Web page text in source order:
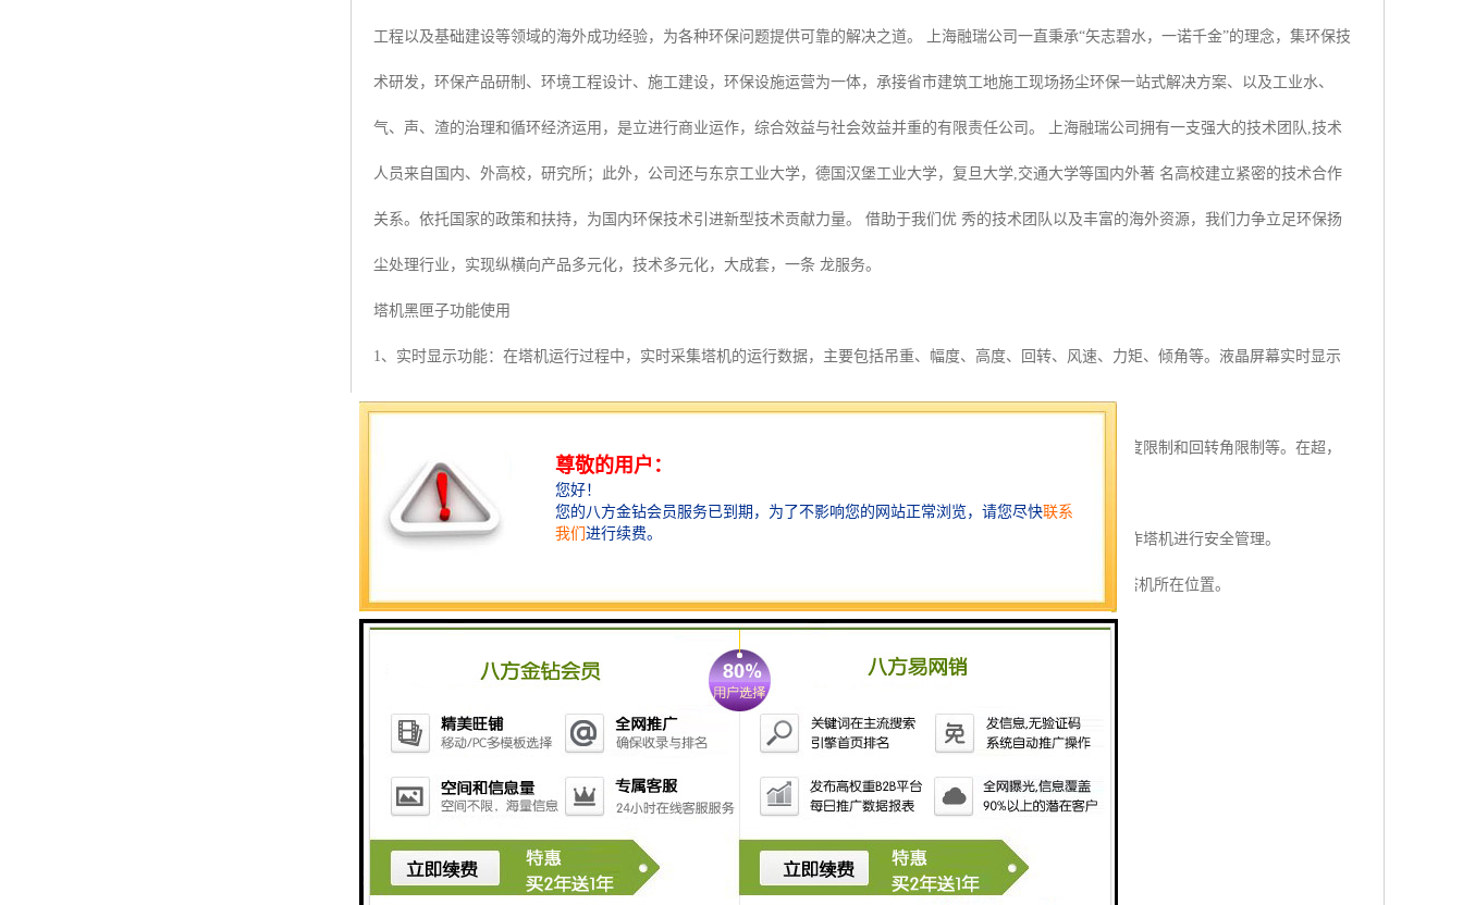
工程以及基础建设等领域的海外成功经验，为各种环保问题提供可靠的解决之道。 上海融瑞公司一直秉承“矢志碧水，一诺千金”的理念，集环保技
术研发，环保产品研制、环境工程设计、施工建设，环保设施运营为一体，承接省市建筑工地施工现场扬尘环保一站式解决方案、以及工业水、
气、声、渣的治理和循环经济运用，是立进行商业运作，综合效益与社会效益并重的有限责任公司。 上海融瑞公司拥有一支强大的技术团队,技术
人员来自国内、外高校，研究所；此外，公司还与东京工业大学，德国汉堡工业大学，复旦大学,交通大学等国内外著 名高校建立紧密的技术合作
关系。依托国家的政策和扶持，为国内环保技术引进新型技术贡献力量。 借助于我们优 秀的技术团队以及丰富的海外资源，我们力争立足环保扬
尘处理行业，实现纵横向产品多元化，技术多元化，大成套，一条 龙服务。
塔机黑匣子功能使用
1、实时显示功能：在塔机运行过程中，实时采集塔机的运行数据，主要包括吊重、幅度、高度、回转、风速、力矩、倾角等。液晶屏幕实时显示
其中的关键数据并以动画的形式显示吊钩的运行状态。
2、安全保护功能：该装置可实现塔机多种安全限制器的功能，如起重力矩限制、起重量限制、起升高度限制、幅度限制和回转角限制等。在超，
系统将发出控制信号，允许起重机向安全方向运行，禁止其向危险方向运行。
3、塔机远程锁定、解锁功能：该系统可通过管理平台远程锁定非正常工作的塔机，禁止塔机工作，对经常违章操作塔机进行安全管理。
4、塔机位置全球GPS卫星定位：信号传输采用GPS卫星定位系统，塔机安装位置坐标自动上传至平台，实时监控塔机所在位置。
5、报警及报警数据记录、上传功能：出现下列情况时，系统发出报警：
当起重重量（力矩）达到额定起重重量（额定力矩）的80%以上时，若小车速度超过40m/s，则发出报警信息；
起重重量（力矩）达到额定起重重量（额定力矩）的90%以上时，直接发出报警信息；
塔高50米以上时，若风速超过20m/s，发出紧急报警信息。
吊钩高度达到塔高-0.8m时，发出紧急报警信息。